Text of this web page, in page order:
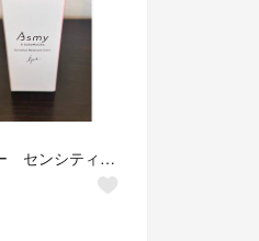
アズミー センシティブ ベースケアコンク